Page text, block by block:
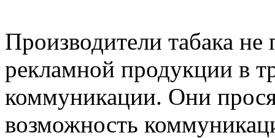
Производители табака не
рекламной продукции в
коммуникации. Они
возможность